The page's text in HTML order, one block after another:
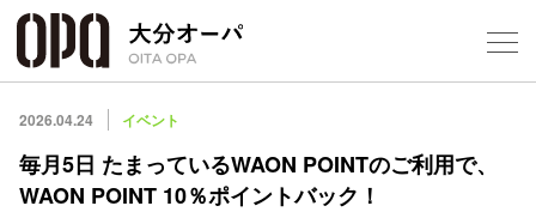
2026.04.24 イベント
毎月5日 たまっているWAON POINTのご利用で、
WAON POINT 10％ポイントバック！